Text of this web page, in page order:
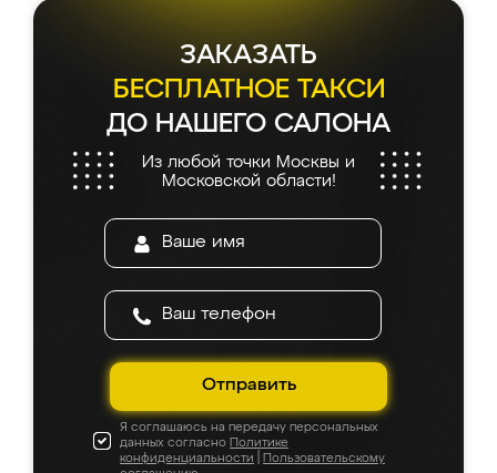
ЗАКАЗАТЬ
БЕСПЛАТНОЕ ТАКСИ
ДО НАШЕГО САЛОНА
Из любой точки Москвы и
Московской области!
Отправить
Я соглашаюсь на передачу персональных
данных согласно Политике
конфиденциальности
Пользовательскому